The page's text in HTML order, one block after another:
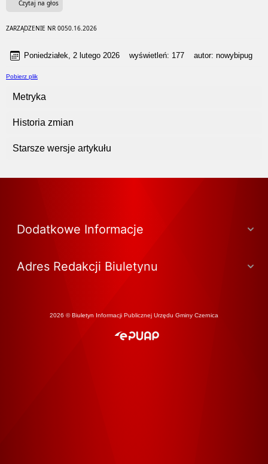
Czytaj na głos
ZARZĄDZENIE NR 0050.16.2026
Poniedziałek, 2 lutego 2026 wyświetleń: 177 autor: nowybipug
Pobierz plik
Metryka
Historia zmian
Starsze wersje artykułu
Dodatkowe Informacje
Adres Redakcji Biuletynu
2026 © Biuletyn Informacji Publicznej Urzędu Gminy Czernica